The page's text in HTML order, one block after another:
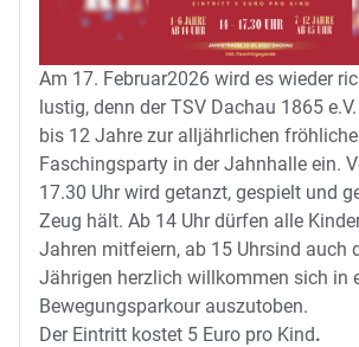
Am 17. Februar2026 wird es wieder
lustig, denn derTSV Dachau 1865 e.V.
bis 12 Jahre zur alljährlichen
Faschingsparty in der Jahnhalle ein.
17.30 Uhrwird getanzt, gespielt und
Zeug hält. Ab 14 Uhrdürfen alle
Jahren mitfeiern, ab 15 Uhrsind auch
Jährigen herzlich willkommen sich in
Bewegungsparkour auszutoben.
Der Eintritt kostet 5 Euro pro Kind.